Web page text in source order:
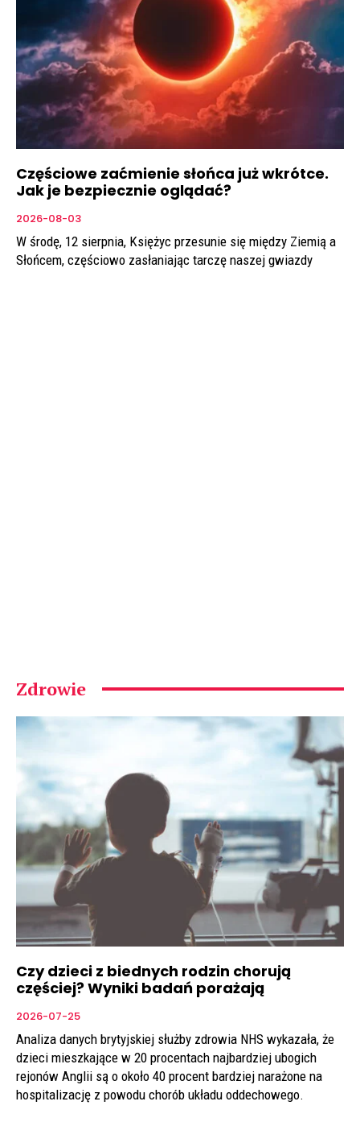
Częściowe zaćmienie słońca już wkrótce.
Jak je bezpiecznie oglądać?
2026-08-03
W środę, 12 sierpnia, Księżyc przesunie się między Ziemią a
Słońcem, częściowo zasłaniając tarczę naszej gwiazdy
Zdrowie
Czy dzieci z biednych rodzin chorują
częściej? Wyniki badań porażają
2026-07-25
Analiza danych brytyjskiej służby zdrowia NHS wykazała, że
dzieci mieszkające w 20 procentach najbardziej ubogich
rejonów Anglii są o około 40 procent bardziej narażone na
hospitalizację z powodu chorób układu oddechowego.